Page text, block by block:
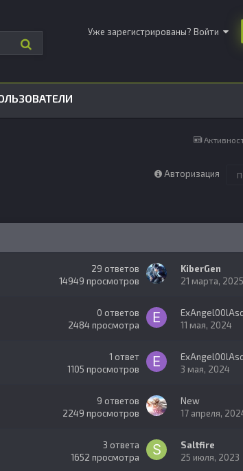
Уже зарегистрированы? Войти
Авторизация
29 ответов
14949 просмотров
KiberGen
21 марта, 2025
0 ответов
2484 просмотра
11 мая, 2024
1 ответ
1105 просмотров
3 мая, 2024
9 ответов
2249 просмотров
New
17 апреля,
3 ответа
1652 просмотра
Saltfire
25 июля, 2023